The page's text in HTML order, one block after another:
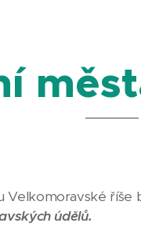
Velkomoravské říše
údělů.